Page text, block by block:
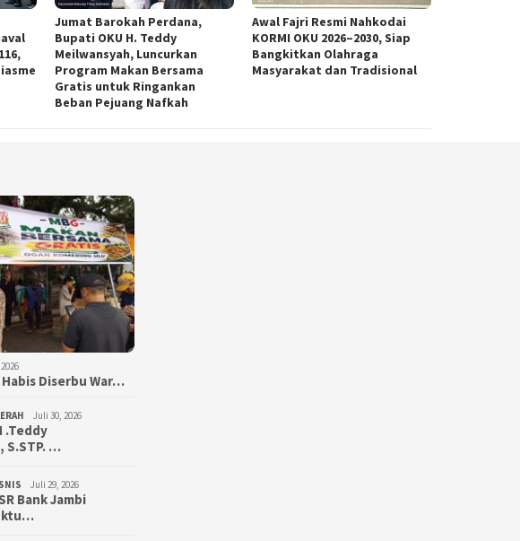
Jumat Barokah Perdana,
Bupati OKU H. Teddy
Meilwansyah, Luncurkan
Program Makan Bersama
Gratis untuk Ringankan
Beban Pejuang Nafkah
Awal Fajri Resmi Nahkodai
KORMI OKU 2026–2030, Siap
Bangkitkan Olahraga
Masyarakat dan Tradisional
Diserbu War…
Juli 30, 2026
.Teddy
S.STP. …
Juli 29, 2026
Bank Jambi